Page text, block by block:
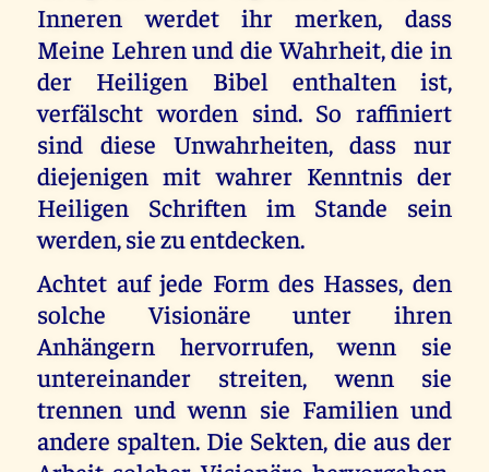
Inneren werdet ihr merken, dass
Meine Lehren und die Wahrheit, die in
der Heiligen Bibel enthalten ist,
verfälscht worden sind. So raffiniert
sind diese Unwahrheiten, dass nur
diejenigen mit wahrer Kenntnis der
Heiligen Schriften im Stande sein
werden, sie zu entdecken.
Achtet auf jede Form des Hasses, den
solche Visionäre unter ihren
Anhängern hervorrufen, wenn sie
untereinander streiten, wenn sie
trennen und wenn sie Familien und
andere spalten. Die Sekten, die aus der